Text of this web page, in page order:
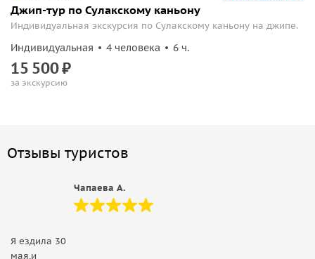
Джип-тур по Сулакскому каньону
Индивидуальная экскурсия по Сулакскому каньону на джипе.
Индивидуальная 4 человека 6 ч.
15 500₽
за экскурсию
Отзывы туристов
Чапаева А.
Я ездила 30
мая,и